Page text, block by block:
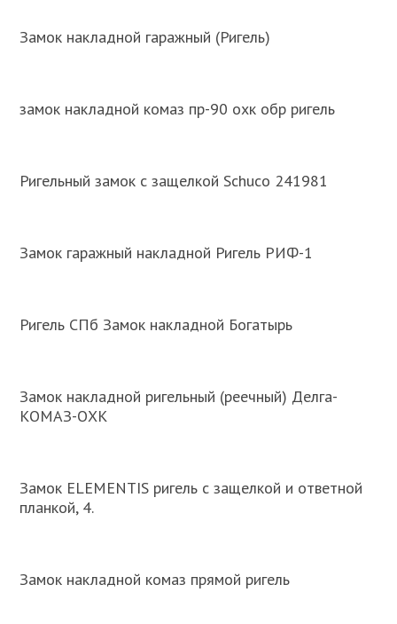
Замок накладной гаражный (Ригель)
замок накладной комаз пр-90 охк обр ригель
Ригельный замок с защелкой Schuco 241981
Замок гаражный накладной Ригель РИФ-1
Ригель СПб Замок накладной Богатырь
Замок накладной ригельный (реечный) Делга-
КОМАЗ-ОХК
Замок ELEMENTIS ригель с защелкой и ответной
планкой, 4.
Замок накладной комаз прямой ригель